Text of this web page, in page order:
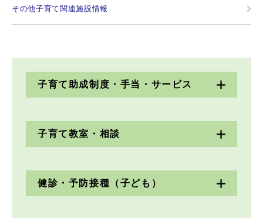
その他子育て関連施設情報
子育て助成制度・手当・サービス
子育て教室・相談
健診・予防接種（子ども）